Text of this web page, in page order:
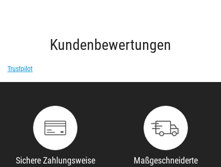
Kundenbewertungen
Trustpilot
Sichere Zahlungsweise
Maßgeschneiderte